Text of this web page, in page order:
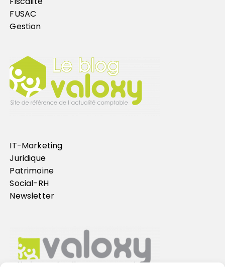
FUSAC
Gestion
IT-Marketing
Juridique
Patrimoine
Social-RH
Newsletter